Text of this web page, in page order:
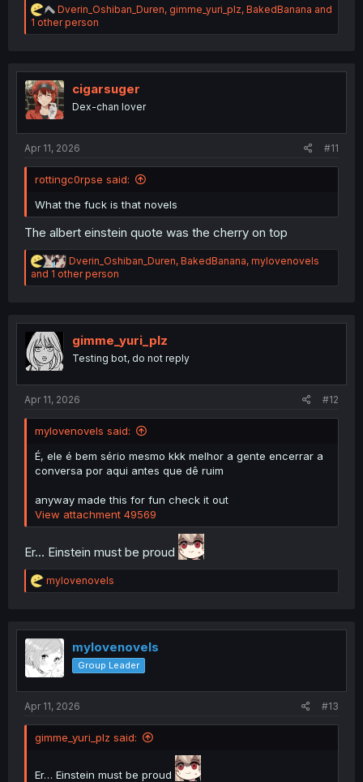
R
e
a
i
o
n
s
Dverin_Oshiban_Duren, gimme_yuri_plz, BakedBanana and
1 other person
cigarsuger
Dex-chan lover
Apr 11, 2026 #11
rottingc0rpse said:
What the fuck is that novels
The albert einstein quote was the cherry on top
R
e
a
i
o
n
Dverin_Oshiban_Duren, BakedBanana, mylovenovels
and 1 other person
gimme_yuri_plz
Testing bot, do not reply
Apr 11, 2026 #12
mylovenovels said:
É, ele é bem sério mesmo kkk melhor a gente encerrar a
conversa por aqui antes que dê ruim
anyway made this for fun check it out
View attachment 49569
Er… Einstein must be proud
R
e
t
i
o
n
mylovenovels
mylovenovels
Group Leader
Apr 11, 2026 #13
gimme_yuri_plz said:
Er… Einstein must be proud